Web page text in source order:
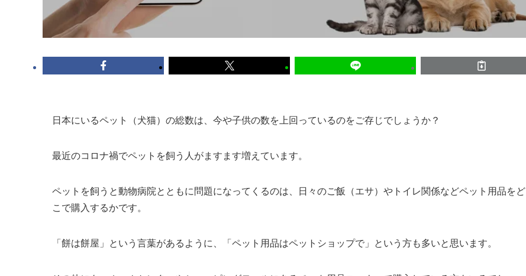
日本にいるペット（犬猫）の総数は、今や子供の数を上回っているのをご存じでしょうか？
最近のコロナ禍でペットを飼う人がますます増えています。
ペットを飼うと動物病院とともに問題になってくるのは、日々のご飯（エサ）やトイレ関係などペット用品をど
こで購入するかです。
「餅は餅屋」という言葉があるように、「ペット用品はペットショップで」という方も多いと思います。